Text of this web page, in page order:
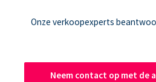
Onze verkoopexperts
Neem contact op met de